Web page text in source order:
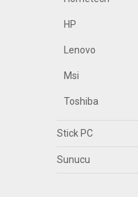
HP
Lenovo
Msi
Toshiba
Stick PC
Sunucu